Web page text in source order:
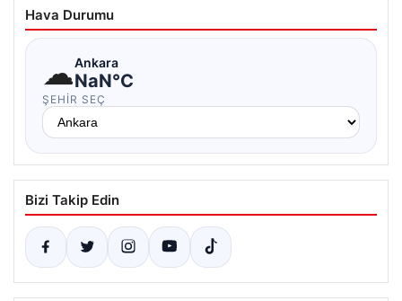
Hava Durumu
☁Ankara
NaN°C
ŞEHIR SEÇ
Bizi Takip Edin